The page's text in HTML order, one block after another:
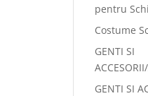
pentru
Costume
GENTI SI
GENTI SI